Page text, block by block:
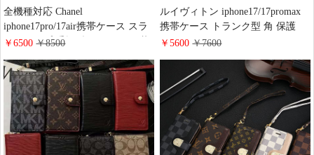
全機種対応 Chanel
iphone17pro/17air携帯ケース スラ
イドタイプ 手帳型 マトラッセ 革
掛け 斜め掛け チェーン 付き バッ
グ型 レディース iphone15pro/14ス
マホケース 財布 カード 入り
￥6500￥8500
ルイヴィトン iphone17/17promax
携帯ケース トランク型 角 保護
TPUケース LV アイフォン
り止め モノグラム柄 ブランド
iphone15/14/13 proカバー ショルダ
ータイプ オシャレ
￥5600￥7600